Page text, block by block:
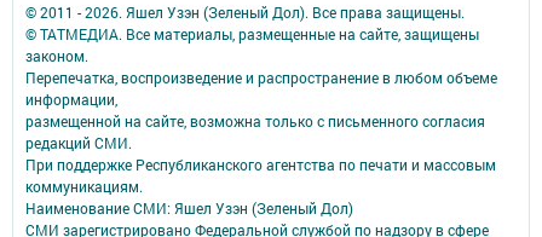
© 2011 - 2026. Яшел Узэн (Зеленый Дол). Все права защищены.
© ТАТМЕДИА. Все материалы, размещенные на сайте, защищены
законом.
Перепечатка, воспроизведение и распространение в любом объеме
информации,
размещенной на сайте, возможна только с письменного согласия
редакций СМИ.
При поддержке Республиканского агентства по печати и массовым
коммуникациям.
Наименование СМИ: Яшел Узэн (Зеленый Дол)
СМИ зарегистрировано Федеральной службой по надзору в сфере